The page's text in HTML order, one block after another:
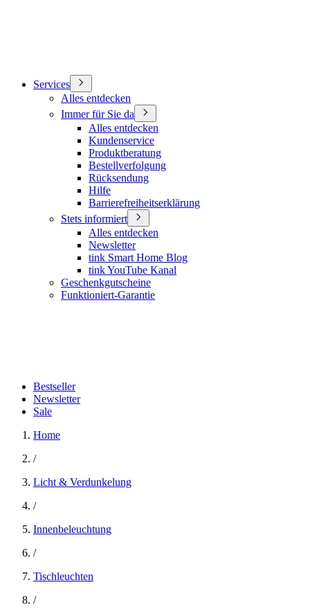
Services
Alles entdecken
Immer für Sie da
Alles entdecken
Kundenservice
Produktberatung
Bestellverfolgung
Rücksendung
Hilfe
Barrierefreiheitserklärung
Stets informiert
Alles entdecken
Newsletter
tink Smart Home Blog
tink YouTube Kanal
Geschenkgutscheine
Funktioniert-Garantie
Bestseller
Newsletter
Sale
Home
/
Licht & Verdunkelung
/
Innenbeleuchtung
/
Tischleuchten
/